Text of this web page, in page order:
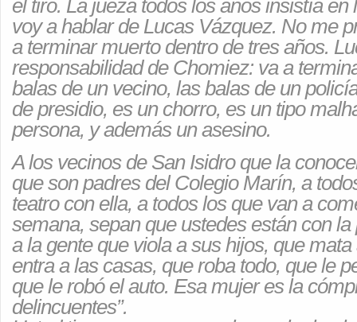
el tiro. La jueza todos los años insistía en
voy a hablar de Lucas Vázquez. No me
a terminar muerto dentro de tres años.
responsabilidad de Chomiez: va a
balas de un vecino, las balas de un
de presidio, es un chorro, es un tipo
persona, y además un asesino.
A los vecinos de San Isidro que la
que son padres del Colegio Marín, a
teatro con ella, a todos los que van a
semana, sepan que ustedes están con
a la gente que viola a sus hijos, que
entra a las casas, que roba todo, que le
que le robó el auto. Esa mujer es la
delincuentes”.